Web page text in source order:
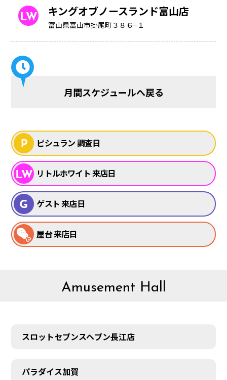
キングオブノースランド富山店
富山県富山市掛尾町３８６−１
月間スケジュールへ戻る
ピシュラン 調査日
リトルホワイト 来店日
ゲスト 来店日
屋台 来店日
Amusement Hall
スロットセブンスヘブン長江店
パラダイス加賀